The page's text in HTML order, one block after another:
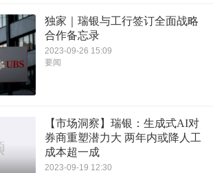
独家｜瑞银与工行签订全面战略
合作备忘录
2023-09-26 15:09
要闻
【市场洞察】瑞银：生成式AI对
券商重塑潜力大 两年内或降人工
成本超一成
2023-09-19 12:30